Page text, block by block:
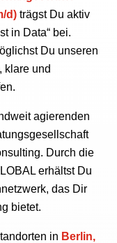
d) trägst Du aktiv
in Data“ bei.
Du unseren
klare und
agierenden
Durch die
erhältst Du
das Dir
bietet.
in Berlin,